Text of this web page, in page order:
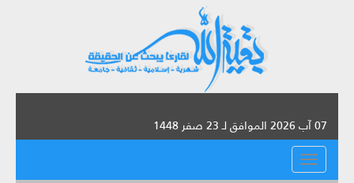
07 آب 2026 الموافق لـ 23 صفر 1448
القائمة